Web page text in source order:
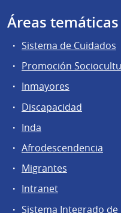
Áreas temáticas
Sistema de Cuidados
Promoción
Inmayores
Discapacidad
Inda
Afrodescendencia
Migrantes
Intranet
Sistema Integrado